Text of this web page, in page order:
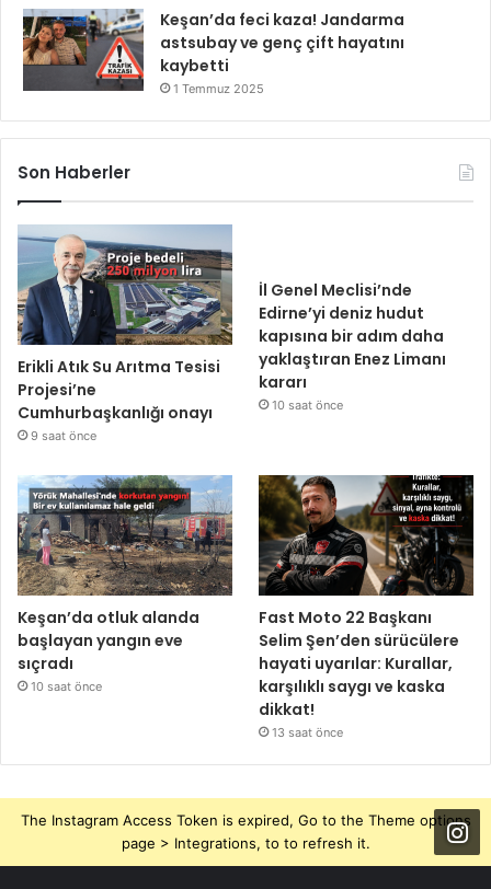
Keşan’da feci kaza! Jandarma
astsubay ve genç çift hayatını
kaybetti
1 Temmuz 2025
Son Haberler
Erikli Atık Su Arıtma Tesisi
Projesi’ne
Cumhurbaşkanlığı onayı
9 saat önce
İl Genel Meclisi’nde
Edirne’yi deniz hudut
kapısına bir adım daha
yaklaştıran Enez Limanı
kararı
10 saat önce
Keşan’da otluk alanda
başlayan yangın eve
sıçradı
10 saat önce
Fast Moto 22 Başkanı
Selim Şen’den sürücülere
hayati uyarılar: Kurallar,
karşılıklı saygı ve kaska
dikkat!
13 saat önce
The Instagram Access Token is expired, Go to the Theme options
page > Integrations, to to refresh it.